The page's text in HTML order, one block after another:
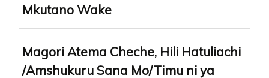
Mkutano Wake
Magori Atema Cheche, Hili Hatuliachi
/Amshukuru Sana Mo/Timu ni ya